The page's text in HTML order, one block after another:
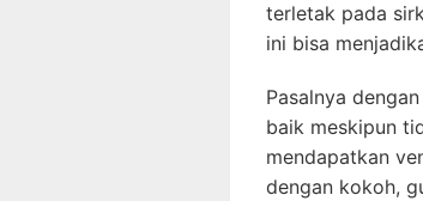
terletak pada
ini bisa
Pasalnya
baik meskipun
mendapatkan
dengan kokoh,